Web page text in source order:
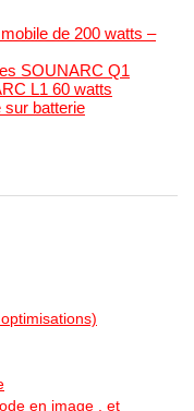
de 200 watts –
SOUNARC Q1
L1 60 watts
sur batterie
en image , et